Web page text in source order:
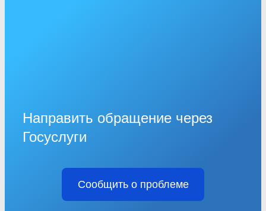
Направить обращение через
Госуслуги
Сообщить о проблеме